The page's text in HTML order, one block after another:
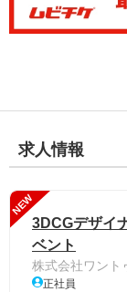
求人情報
NEW
3DCGデザイ
ベント
株式会社ワント
正社員